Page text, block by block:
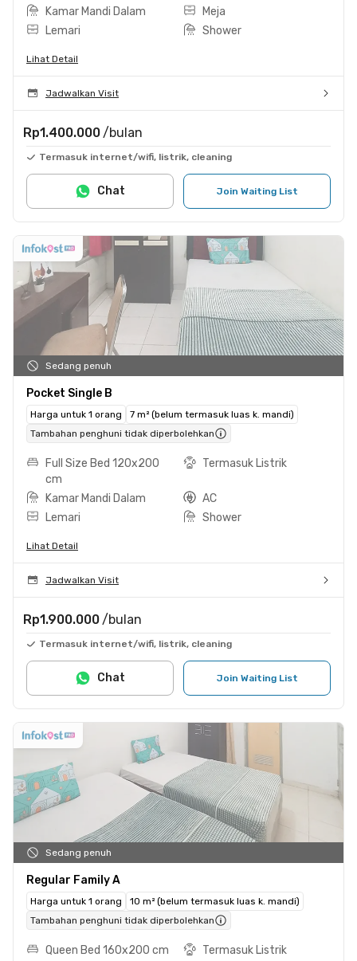
Kamar Mandi Dalam
Meja
Lemari
Shower
Lihat Detail
Jadwalkan Visit
Rp1.400.000 /bulan
Termasuk internet/wifi, listrik, cleaning
Join Waiting List
Chat
Sedang penuh
Pocket Single B
Harga untuk 1 orang
7 m² (belum termasuk luas k. mandi)
Tambahan penghuni tidak diperbolehkan
Full Size Bed 120x200
cm
Termasuk Listrik
Kamar Mandi Dalam
AC
Lemari
Shower
Lihat Detail
Jadwalkan Visit
Rp1.900.000 /bulan
Termasuk internet/wifi, listrik, cleaning
Join Waiting List
Chat
Sedang penuh
Regular Family A
Harga untuk 1 orang
10 m² (belum termasuk luas k. mandi)
Tambahan penghuni tidak diperbolehkan
Queen Bed 160x200 cm Termasuk Listrik